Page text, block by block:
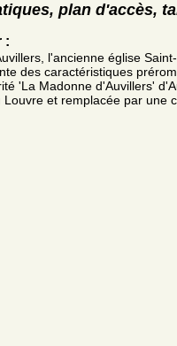
plan d'accès,
:
l'ancienne église
des caractéristiques
'La Madonne d'Auvillers'
et remplacée par une